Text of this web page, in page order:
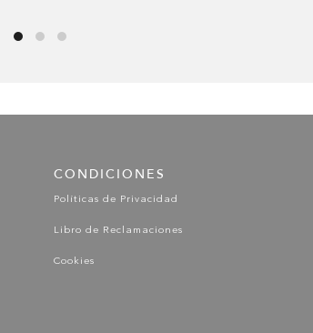
CONDICIONES
Políticas de Privacidad
Libro de Reclamaciones
Cookies